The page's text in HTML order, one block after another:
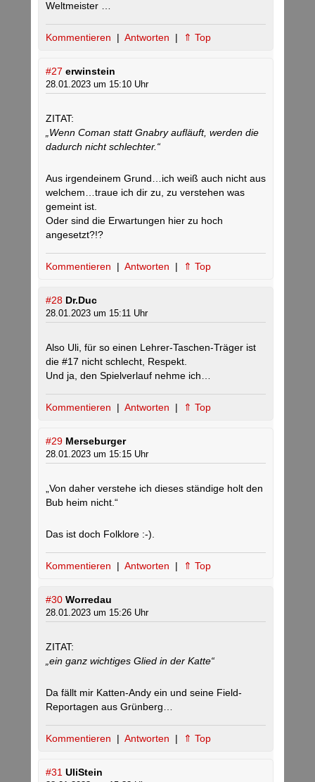
Weltmeister …
Kommentieren | Antworten | ⇑ Top
#27 erwinstein
28.01.2023 um 15:10 Uhr
ZITAT:
„Wenn Coman statt Gnabry aufläuft, werden die
dadurch nicht schlechter.“
Aus irgendeinem Grund…ich weiß auch nicht aus
welchem…traue ich dir zu, zu verstehen was
gemeint ist.
Oder sind die Erwartungen hier zu hoch
angesetzt?!?
Kommentieren | Antworten | ⇑ Top
#28 Dr.Duc
28.01.2023 um 15:11 Uhr
Also Uli, für so einen Lehrer-Taschen-Träger ist
die #17 nicht schlecht, Respekt.
Und ja, den Spielverlauf nehme ich…
Kommentieren | Antworten | ⇑ Top
#29 Merseburger
28.01.2023 um 15:15 Uhr
„Von daher verstehe ich dieses ständige holt den
Bub heim nicht.“
Das ist doch Folklore :-).
Kommentieren | Antworten | ⇑ Top
#30 Worredau
28.01.2023 um 15:26 Uhr
ZITAT:
„ein ganz wichtiges Glied in der Katte“
Da fällt mir Katten-Andy ein und seine Field-
Reportagen aus Grünberg…
Kommentieren | Antworten | ⇑ Top
#31 UliStein